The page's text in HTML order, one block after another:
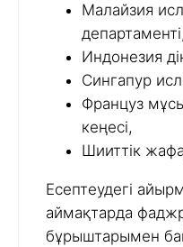
Малайзия
Индонезия
Сингапур
Француз
кеңесі,
Шииттік
Есептеудегі
аймақтарда
бұрыштарымен